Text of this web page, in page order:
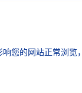
，保护公众